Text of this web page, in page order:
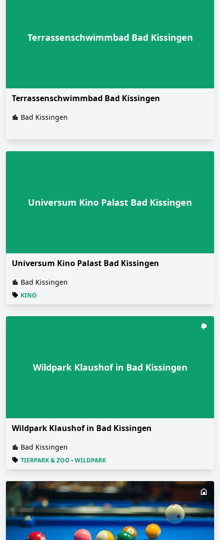
Terrassenschwimmbad Bad Kissingen
Terrassenschwimmbad Bad Kissingen
Bad Kissingen
Universum Kino Palast Bad Kissingen
Universum Kino Palast Bad Kissingen
Bad Kissingen
KINO
Wildpark Klaushof in Bad Kissingen
Wildpark Klaushof in Bad Kissingen
Bad Kissingen
TIERPARK & ZOO -WILDPARK